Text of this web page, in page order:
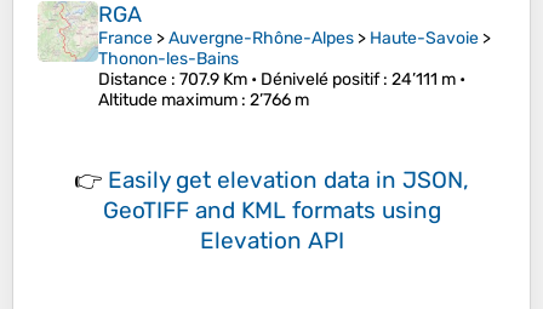
RGA
France >Auvergne-Rhône-Alpes > Haute-Savoie >
Thonon-les-Bains
Distance : 707.9 Km • Dénivelé positif: 24’111 m •
Altitude maximum : 2’766 m
👉 Easily get elevation data in JSON,
GeoTIFF and KML formats using
Elevation API